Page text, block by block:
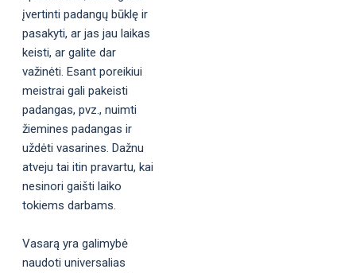
įvertinti padangų būklę ir
pasakyti, ar jas jau laikas
keisti, ar galite dar
važinėti. Esant poreikiui
meistrai gali pakeisti
padangas, pvz., nuimti
žiemines padangas ir
uždėti vasarines. Dažnu
atveju tai itin pravartu, kai
nesinori gaišti laiko
tokiems darbams.
Vasarą yra galimybė
naudoti universalias